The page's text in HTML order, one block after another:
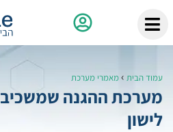
עמוד הבית ›מאמרי מערכת
מערכת ההגנה
לישון